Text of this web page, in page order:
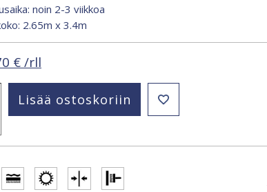
noin 2-3 viikkoa
2.65m x 3.4m
€ /rll
Lisää ostoskoriin